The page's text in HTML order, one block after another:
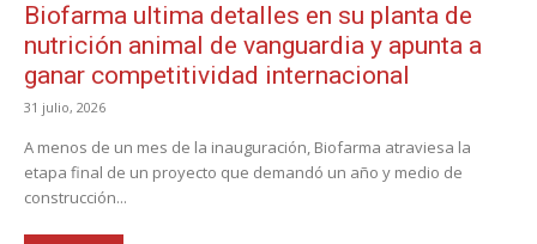
Biofarma ultima detalles en su planta de
nutrición animal de vanguardia y apunta a
ganar competitividad internacional
31 julio, 2026
A menos de un mes de la inauguración, Biofarma atraviesa la
etapa final de un proyecto que demandó un año y medio de
construcción...